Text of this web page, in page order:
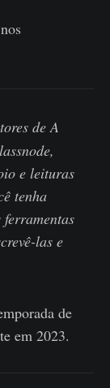
de A
e leituras
tenha
las e
de
em 2023.